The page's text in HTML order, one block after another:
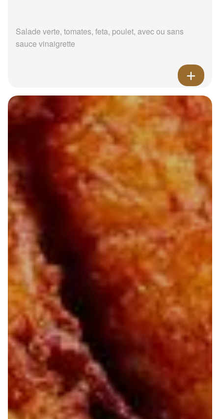
Salade verte, tomates, feta, poulet, avec ou sans
sauce vinaigrette